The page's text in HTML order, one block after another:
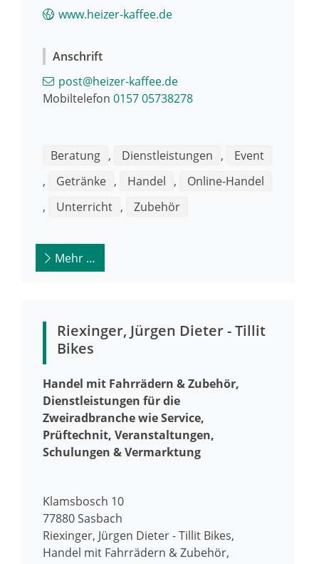
www.heizer-kaffee.de
Anschrift
post@heizer-kaffee.de
Mobiltelefon 0157 05738278
Beratung , Dienstleistungen ,
Event
,
Getränke , Handel ,
Online-Handel
,
Unterricht , Zubehör
Mehr …
Riexinger, Jürgen Dieter - Tillit
Bikes
Handel mit Fahrrädern & Zubehör,
Dienstleistungen für die
Zweiradbranche wie Service,
Prüftechnit, Veranstaltungen,
Schulungen & Vermarktung
Riexinger, Jürgen Dieter - Tillit Bikes,
Handel mit Fahrrädern & Zubehör,
Klamsbosch 10
77880Sasbach